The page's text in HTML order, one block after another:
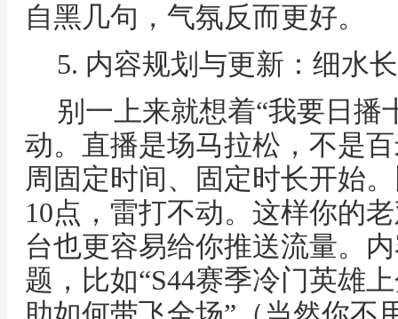
自黑几句，气氛反而更好。
5. 内容规划与更新：细水
别一上来就想着“我要日播
动。直播是场马拉松，不是
周固定时间、固定时长开始
10点，雷打不动。这样你的
台也更容易给你推送流量。
题，比如“S44赛季冷门英雄